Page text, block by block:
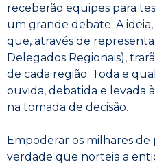
receberão equipes para
um grande debate. A
que, através de
Delegados Regionais),
de cada região. Toda e
ouvida, debatida e levada
na tomada de decisão.
Empoderar os milhares de
verdade que norteia a